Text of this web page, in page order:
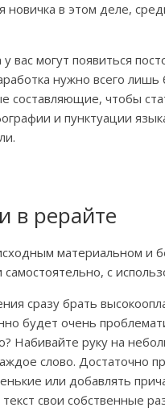
новичка в этом деле,
могут появиться
нужно всего
составляющие, чтобы
и пунктуации
в рерайте
материальном и
с
сразу брать
будет очень
Набивайте руку на
слово. Достаточно
или добавлять
свои собственные